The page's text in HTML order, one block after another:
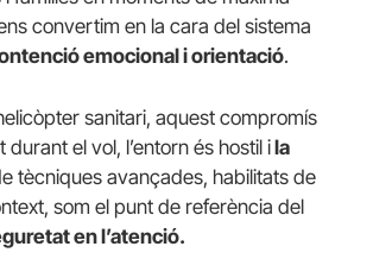
convertim en la cara del sistema
emocional i orientació.
sanitari, aquest compromís
el vol, l’entorn és hostil ila
tècniques avançades, habilitats de
som el punt de referència del
en l’atenció.